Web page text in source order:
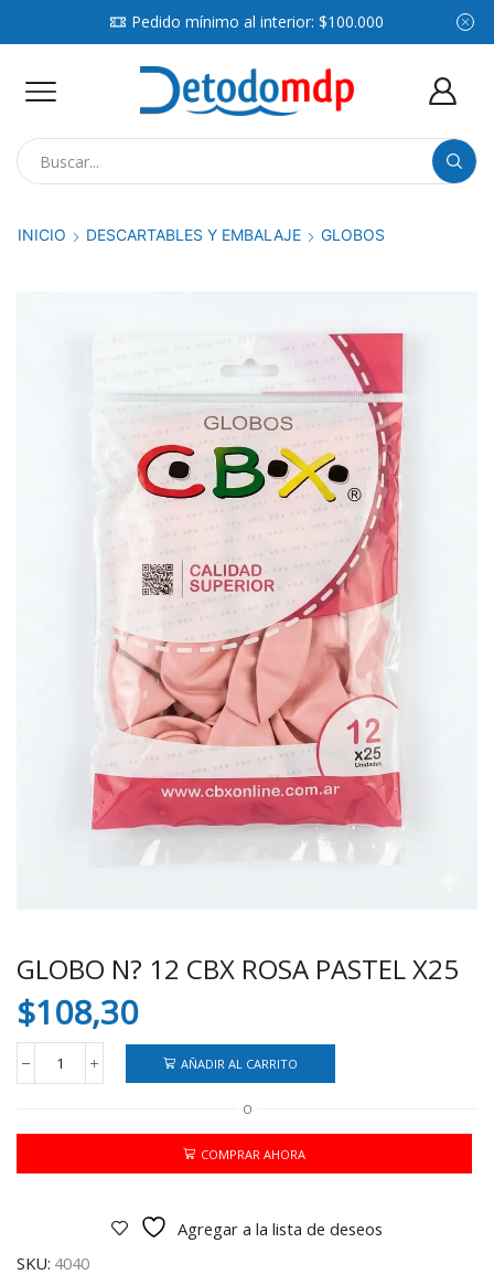
Pedido mínimo al interior: $100.000
INICIO DESCARTABLES Y EMBALAJE GLOBOS
GLOBO N? 12 CBX ROSA PASTEL X25
$108,30
GLOBO
CBX
PASTEL
AÑADIR AL CARRITO
O
COMPRAR AHORA
Agregar a la lista de deseos
SKU: 4040